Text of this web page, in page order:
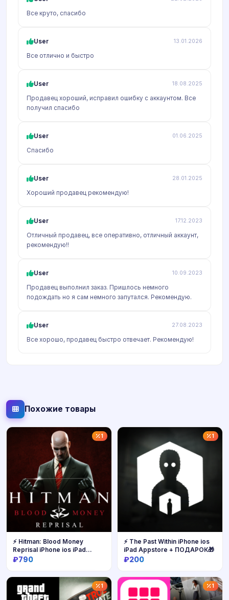
Все круто, спасибо
User 13.01.2026
Все отлично и быстро
User 18.08.2025
Продавец хороший, исправил ошибку с аккаунтом. Все
получил спасибо
User 01.06.2025
Спасибо
User 28.01.2025
Хороший продавец рекомендую!
User 17.12.2023
Отличный продавец, все оперативно, отличный аккаунт,
рекомендую!!
User 10.09.2023
Продавец выполнил заказ. Пришлось немного
подождать но я сам немного запутался. Рекомендую.
User 27.08.2023
Все хорошо, продавец быстро отвечает. Рекомендую!
Похожие товары
1
Купить
⚡ Hitman: Blood Money
Reprisal iPhone ios iPad
AppStore
₽790
1
Купить
⚡️ The Past Within iPhone ios
iPad Appstore + ПОДАРОК🎁
₽200
1 1